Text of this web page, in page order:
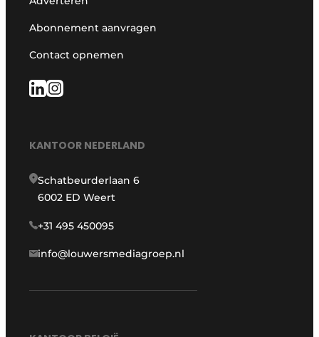
Abonnement aanvragen
Contact opnemen
KANTOOR NEDERLAND
Schatbeurderlaan 6
6002 ED Weert
+31 495 450095
info@louwersmediagroep.nl